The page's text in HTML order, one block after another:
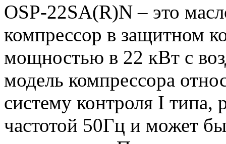
OSP-22SA(R)N – это
компрессор в защитном
мощностью в 22 кВт с
модель компрессора
систему контроля I типа,
частотой 50Гц и может